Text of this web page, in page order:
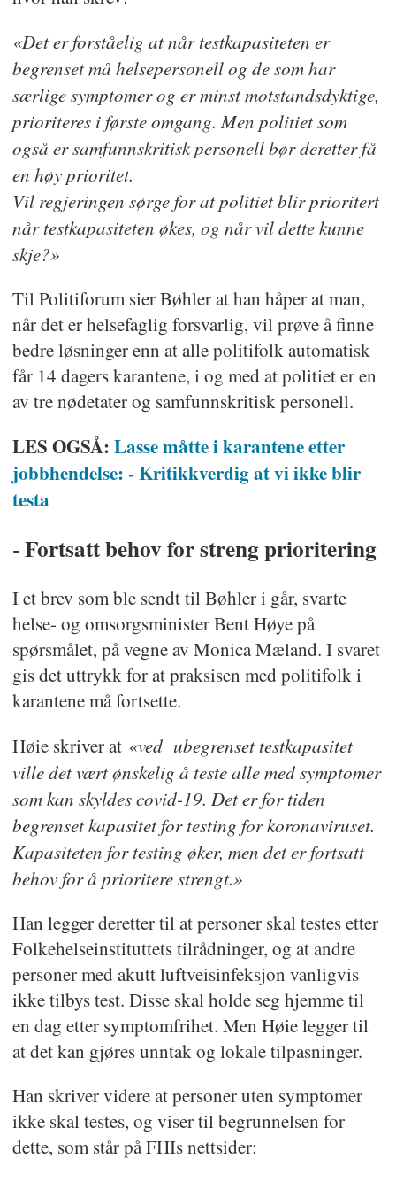
«Det er forståelig at når testkapasiteten er
begrenset må helsepersonell og de som har
særlige symptomer og er minst motstandsdyktige,
prioriteres i første omgang. Men politiet som
også er samfunnskritisk personell bør deretter få
en høy prioritet.
Vil regjeringen sørge for at politiet blir prioritert
når testkapasiteten økes, og når vil dette kunne
skje?»
Til Politiforum sier Bøhler at han håper at man,
når det er helsefaglig forsvarlig, vil prøve å finne
bedre løsninger enn at alle politifolk automatisk
får 14 dagers karantene, i og med at politiet er en
av tre nødetater og samfunnskritisk personell.
LES OGSÅ:Lasse måtte i karantene etter
jobbhendelse: - Kritikkverdig at vi ikke blir
testa
- Fortsatt behov for streng prioritering
I et brev som ble sendt til Bøhler i går, svarte
helse- og omsorgsminister Bent Høye på
spørsmålet, på vegne av Monica Mæland. I svaret
gis det uttrykk for at praksisen med politifolk i
karantene må fortsette.
Høie skriver at «ved ubegrenset testkapasitet
ville det vært ønskelig å teste alle med symptomer
som kan skyldes covid-19. Det er for tiden
begrenset kapasitet for testing for koronaviruset.
Kapasiteten for testing øker, men det er fortsatt
behov for å prioritere strengt.»
Han legger deretter til at personer skal testes etter
Folkehelseinstituttets tilrådninger, og at andre
personer med akutt luftveisinfeksjon vanligvis
ikke tilbys test. Disse skal holde seg hjemme til
en dag etter symptomfrihet. Men Høie legger til
at det kan gjøres unntak og lokale tilpasninger.
Han skriver videre at personer uten symptomer
ikke skal testes, og viser til begrunnelsen for
dette, som står på FHIs nettsider: